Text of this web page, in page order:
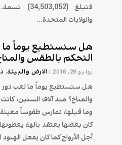
فتبلغ
والولايات المتحدة...
هل سنستطيع يوماً ما
التحكم بالطقس
يوليو 29, 2016 | الارض والبيئة,
هل سنستطيع يوماً ما لعب دور
والمناخ؟ منذ آلاف السنين،
وما قبلها، تمارس طقوساً
كان بعضها يعتقد بآلهة
أجل الأرواح كما كان يفعل